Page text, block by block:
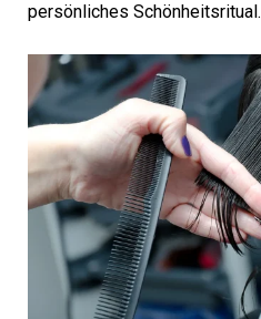
persönliches Schönheitsritual.